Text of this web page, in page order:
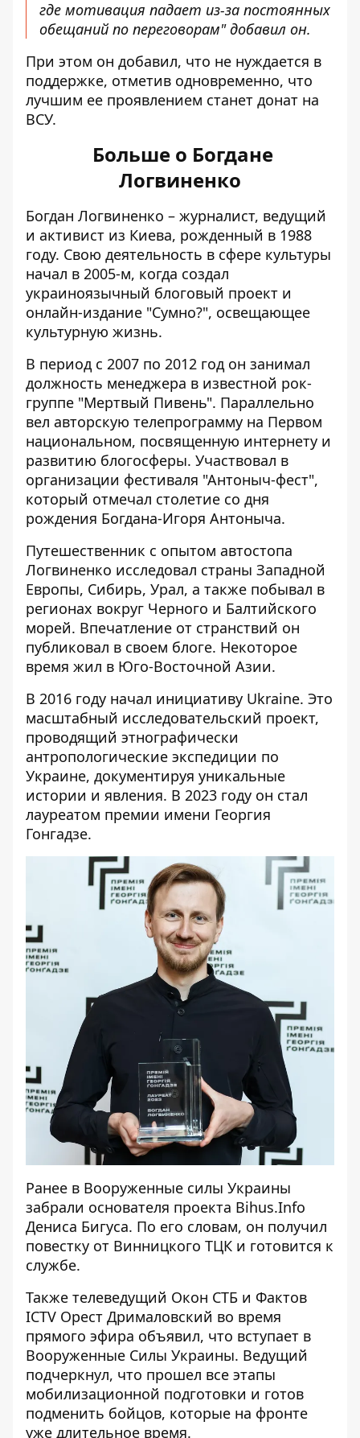
где мотивация падает из-за постоянных
обещаний по переговорам" добавил он.
При этом он добавил, что не нуждается в
поддержке, отметив одновременно, что
лучшим ее проявлением станет донат на
ВСУ.
Больше о Богдане
Логвиненко
Богдан Логвиненко – журналист, ведущий
и активист из Киева, рожденный в 1988
году. Свою деятельность в сфере культуры
начал в 2005-м, когда создал
украиноязычный блоговый проект и
онлайн-издание "Сумно?", освещающее
культурную жизнь.
В период с 2007 по 2012 год он занимал
должность менеджера в известной рок-
группе "Мертвый Пивень". Параллельно
вел авторскую телепрограмму на Первом
национальном, посвященную интернету и
развитию блогосферы. Участвовал в
организации фестиваля "Антоныч-фест",
который отмечал столетие со дня
рождения Богдана-Игоря Антоныча.
Путешественник с опытом автостопа
Логвиненко исследовал страны Западной
Европы, Сибирь, Урал, а также побывал в
регионах вокруг Черного и Балтийского
морей. Впечатление от странствий он
публиковал в своем блоге. Некоторое
время жил в Юго-Восточной Азии.
В 2016 году начал инициативу Ukraine. Это
масштабный исследовательский проект,
проводящий этнографически
антропологические экспедиции по
Украине, документируя уникальные
истории и явления. В 2023 году он стал
лауреатом премии имени Георгия
Гонгадзе.
Ранее в Вооруженные силы Украины
забрали основателя проекта Bihus.Info
Дениса Бигуса. По его словам, он получил
повестку от Винницкого ТЦК и готовится к
службе.
Также телеведущий Окон СТБ и Фактов
ICTV Орест Дрималовский во время
прямого эфира объявил, что вступает в
Вооруженные Силы Украины. Ведущий
подчеркнул, что прошел все этапы
мобилизационной подготовки и готов
подменить бойцов, которые на фронте
уже длительное время.